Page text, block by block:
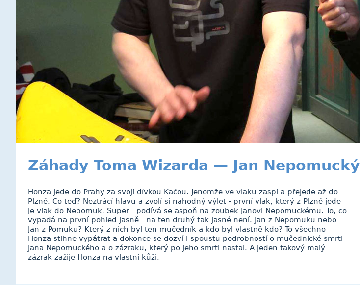
Záhady Toma Wizarda — Jan Nepomucký
Honza jede do Prahy za svojí dívkou Kačou. Jenomže ve vlaku zaspí a přejede až do
Plzně. Co teď? Neztrácí hlavu a zvolí si náhodný výlet - první vlak, který z Plzně jede
je vlak do Nepomuk. Super - podívá se aspoň na zoubek Janovi Nepomuckému. To, co
vypadá na první pohled jasně - na ten druhý tak jasné není. Jan z Nepomuku nebo
Jan z Pomuku? Který z nich byl ten mučedník a kdo byl vlastně kdo? To všechno
Honza stihne vypátrat a dokonce se dozví i spoustu podrobností o mučednické smrti
Jana Nepomuckého a o zázraku, který po jeho smrti nastal. A jeden takový malý
zázrak zažije Honza na vlastní kůži.